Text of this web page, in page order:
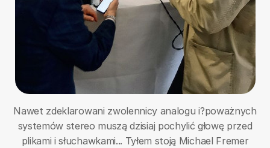
Nawet zdeklarowani zwolennicy analogu i?poważnych
systemów stereo muszą dzisiaj pochylić głowę przed
plikami i słuchawkami... Tyłem stoją Michael Fremer